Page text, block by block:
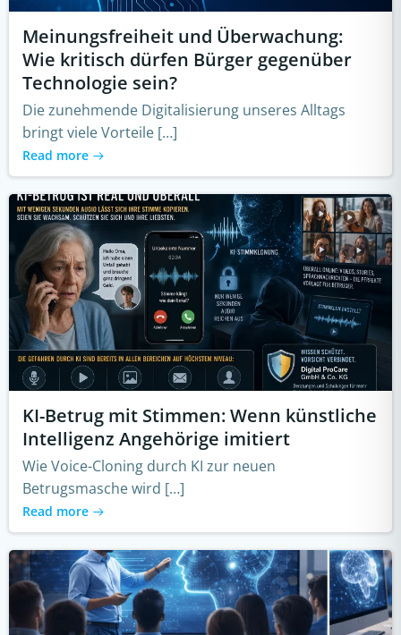
Meinungsfreiheit und Überwachung:
Wie kritisch dürfen Bürger gegenüber
Technologie sein?
Die zunehmende Digitalisierung unseres Alltags
bringt viele Vorteile […]
Read more
KI-Betrug mit Stimmen: Wenn künstliche
Intelligenz Angehörige imitiert
Wie Voice-Cloning durch KI zur neuen
Betrugsmasche wird […]
Read more